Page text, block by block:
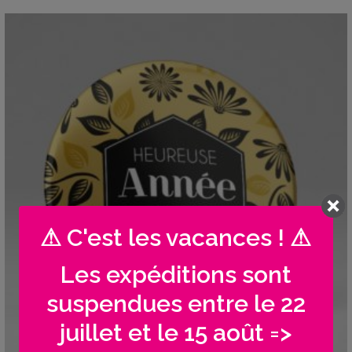
⚠ C'est les vacances ! ⚠
Les expéditions sont
suspendues entre le 22
juillet et le 15 août =>